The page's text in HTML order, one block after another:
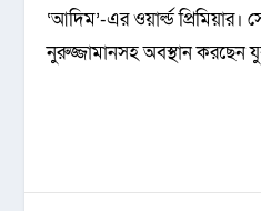
‘আদিম’-এর ওয়ার্ল্ড প্রিমিয়ার।
নুরুজ্জামানসহ অবস্থান করছেন